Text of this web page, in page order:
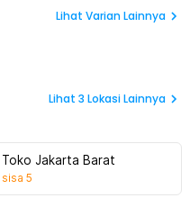
Lihat Varian Lainnya
Lihat 3 Lokasi Lainnya
Toko Jakarta Barat
sisa 5